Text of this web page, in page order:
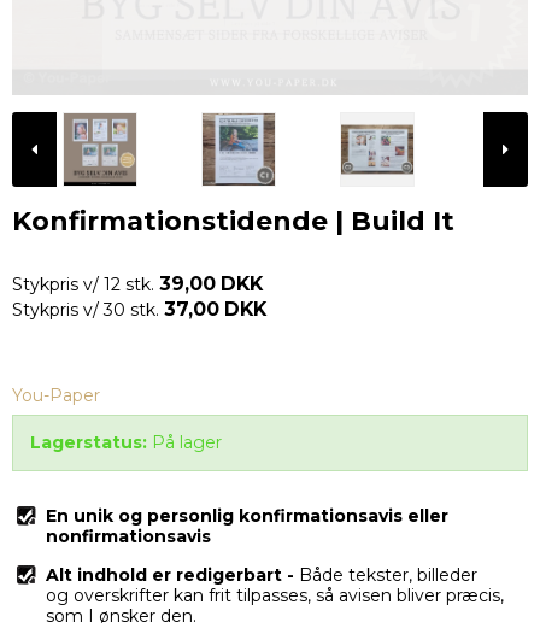
Konfirmationstidende | Build It
Stykpris v/ 12 stk. 39,00 DKK
Stykpris v/ 30 stk. 37,00 DKK
You-Paper
Lagerstatus: På lager
En unik og personlig konfirmationsavis eller
nonfirmationsavis
Alt indhold er redigerbart - Både tekster, billeder
og overskrifter kan frit tilpasses, så avisen bliver præcis,
som I ønsker den.